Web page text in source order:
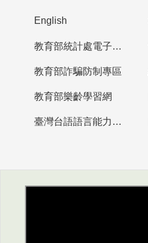
English
教育部統計處電子書櫃
教育部詐騙防制專區
教育部樂齡學習網
臺灣台語語言能力認證網站